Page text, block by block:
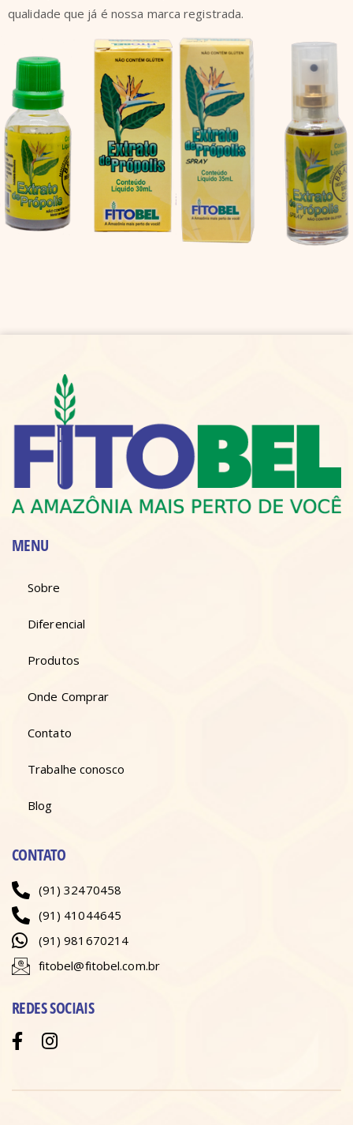
qualidade que já é nossa marca registrada.
MENU
Sobre
Diferencial
Produtos
Onde Comprar
Contato
Trabalhe conosco
Blog
CONTATO
(91) 32470458
(91) 41044645
(91) 981670214
fitobel@fitobel.com.br
REDES SOCIAIS